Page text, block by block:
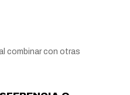
combinar con otras